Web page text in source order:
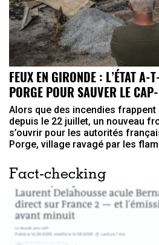
FEUX EN GIRONDE : L’ÉTAT A-
PORGE POUR SAUVER LE
Alors que des incendies
depuis le 22 juillet, un nouveau
s’ouvrir pour les autorités
Porge, village ravagé par les
Fact-checking